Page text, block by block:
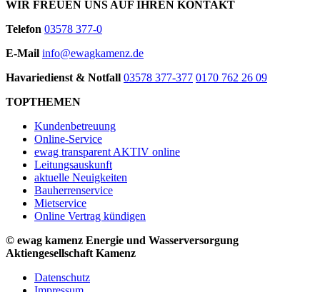
WIR FREUEN UNS AUF IHREN KONTAKT
Telefon 03578 377-0
E-Mail info@ewagkamenz.de
Havariedienst & Notfall 03578 377-377 0170 762 26 09
TOPTHEMEN
Kundenbetreuung
Online-Service
ewag transparent AKTIV online
Leitungsauskunft
aktuelle Neuigkeiten
Bauherrenservice
Mietservice
Online Vertrag kündigen
© ewag kamenz Energie und Wasserversorgung
Aktiengesellschaft Kamenz
Datenschutz